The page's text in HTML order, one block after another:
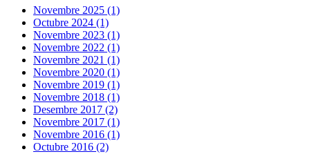
Novembre 2025 (1)
Octubre 2024 (1)
Novembre 2023 (1)
Novembre 2022 (1)
Novembre 2021 (1)
Novembre 2020 (1)
Novembre 2019 (1)
Novembre 2018 (1)
Desembre 2017 (2)
Novembre 2017 (1)
Novembre 2016 (1)
Octubre 2016 (2)